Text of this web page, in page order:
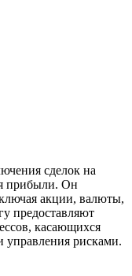
сделок на
прибыли. Он
акции, валюты,
предоставляют
касающихся
управления рисками.